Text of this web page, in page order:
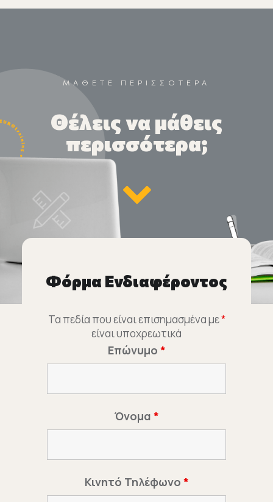
ΜΑΘΕΤΕ ΠΕΡΙΣΣΟΤΕΡΑ
Θέλεις να μάθεις
περισσότερα;
Φόρμα Ενδιαφέροντος
Τα πεδία που είναι επισημασμένα με*
είναι υποχρεωτικά
Επώνυμο *
Όνομα *
Κινητό Τηλέφωνο *